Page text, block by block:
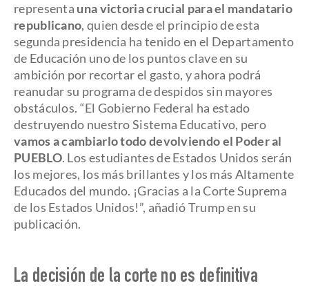
representa una victoria crucial para el mandatario
republicano, quien desde el principio de esta
segunda presidencia ha tenido en el Departamento
de Educación uno de los puntos clave en su
ambición por recortar el gasto, y ahora podrá
reanudar su programa de despidos sin mayores
obstáculos. “El Gobierno Federal ha estado
destruyendo nuestro Sistema Educativo, pero
vamos a cambiarlo todo devolviendo el Poder al
PUEBLO. Los estudiantes de Estados Unidos serán
los mejores, los más brillantes y los más Altamente
Educados del mundo. ¡Gracias a la Corte Suprema
de los Estados Unidos!”, añadió Trump en su
publicación.
La decisión de la corte no es definitiva